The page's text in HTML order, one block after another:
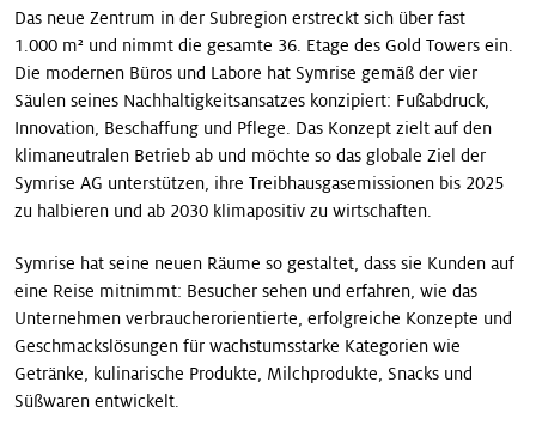
Das neue Zentrum in der Subregion erstreckt sich über fast
1.000 m² und nimmt die gesamte 36. Etage des Gold Towers ein.
Die modernen Büros und Labore hat Symrise gemäß der vier
Säulen seines Nachhaltigkeitsansatzes konzipiert: Fußabdruck,
Innovation, Beschaffung und Pflege. Das Konzept zielt auf den
klimaneutralen Betrieb ab und möchte so das globale Ziel der
Symrise AG unterstützen, ihre Treibhausgasemissionen bis 2025
zu halbieren und ab 2030 klimapositiv zu wirtschaften.
Symrise hat seine neuen Räume so gestaltet, dass sie Kunden auf
eine Reise mitnimmt: Besucher sehen und erfahren, wie das
Unternehmen verbraucherorientierte, erfolgreiche Konzepte und
Geschmackslösungen für wachstumsstarke Kategorien wie
Getränke, kulinarische Produkte, Milchprodukte, Snacks und
Süßwaren entwickelt.